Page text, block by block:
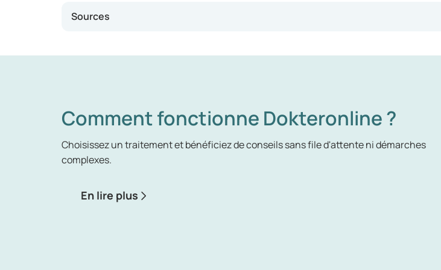
Sources
Comment fonctionne Dokteronline ?
Choisissez un traitement et bénéficiez de conseils sans file d'attente ni démarches
complexes.
En lire plus